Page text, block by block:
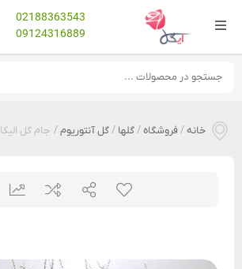
02188363543
09124316889
خانه/فروشگاه/گلها /گل آنتوریوم/ جام گل الیکا